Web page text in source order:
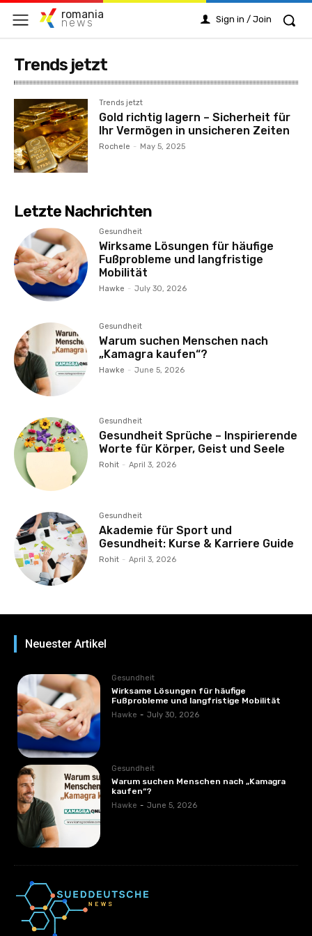
romania
news Sign in / Join
Trends jetzt
Trends jetzt
Gold richtig lagern – Sicherheit für
Ihr Vermögen in unsicheren Zeiten
Rochele - May 5, 2025
Letzte Nachrichten
Gesundheit
Wirksame Lösungen für häufige
Fußprobleme und langfristige
Mobilität
Hawke - July 30, 2026
Gesundheit
Warum suchen Menschen nach
„Kamagra kaufen“?
Hawke - June 5, 2026
Gesundheit
Gesundheit Sprüche – Inspirierende
Worte für Körper, Geist und Seele
Rohit - April 3, 2026
Gesundheit
Akademie für Sport und
Gesundheit: Kurse & Karriere Guide
Rohit - April 3, 2026
Neuester Artikel
Gesundheit
Wirksame Lösungen für häufige
Fußprobleme und langfristige Mobilität
Hawke - July 30, 2026
Gesundheit
Warum suchen Menschen nach „Kamagra
kaufen“?
Hawke - June 5, 2026